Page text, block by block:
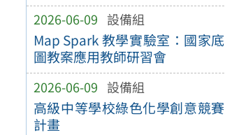
2026-06-09 設備組
Map Spark 教學實驗室：國家底
圖教案應用教師研習會
2026-06-09 設備組
高級中等學校綠色化學創意競賽
計畫